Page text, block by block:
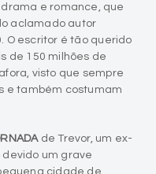
e romance, que
aclamado autor
O escritor é tão querido
de 150 milhões de
visto que sempre
e também costumam
de Trevor, um ex-
um grave
cidade de